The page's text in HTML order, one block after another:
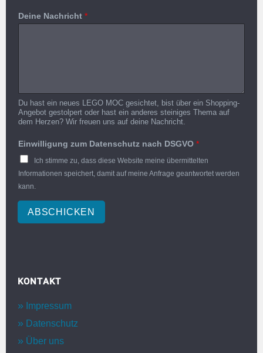
Deine Nachricht *
Du hast ein neues LEGO MOC gesichtet, bist über ein Shopping-
Angebot gestolpert oder hast ein anderes steiniges Thema auf
dem Herzen? Wir freuen uns auf deine Nachricht.
Einwilligung zum Datenschutz nach DSGVO *
Ich stimme zu, dass diese Website meine übermittelten
Informationen speichert, damit auf meine Anfrage geantwortet werden
kann.
ABSCHICKEN
KONTAKT
Impressum
Datenschutz
Über uns